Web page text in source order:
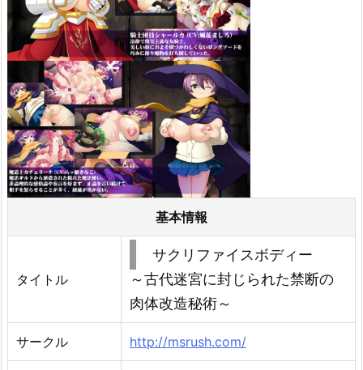
基本情報
タイトル
サクリファイスボディー
～古代迷宮に封じられた禁断の
肉体改造秘術～
サークル http://msrush.com/